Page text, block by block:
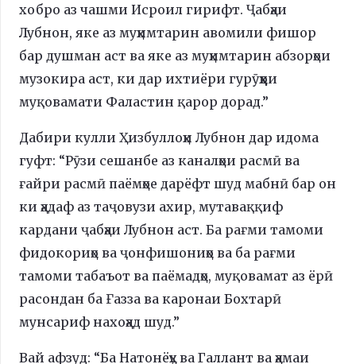
хобро аз чашми Исроил гирифт. Ҷабҳаи
Лубнон, яке аз муҳимтарин авомили фишор
бар душман аст ва яке аз муҳимтарин абзорҳои
музокира аст, ки дар ихтиёри гурӯҳҳои
муқовамати Фаластин қарор дорад.”
Дабири кулли Ҳизбуллоҳи Лубнон дар идома
гуфт: “Рӯзи сешанбе аз каналҳои расмӣ ва
ғайри расмӣ паёмҳое дарёфт шуд мабнӣ бар он
ки ҳадаф аз таҷовузи ахир, мутаваққиф
кардани ҷабҳаи Лубнон аст. Ба рағми тамоми
фидокориҳо ва ҷонфишониҳо ва ба рағми
тамоми табаъот ва паёмадҳо, муқовамат аз ёрӣ
расондан ба Ғазза ва каронаи Бохтарӣ
мунсариф нахоҳад шуд.”
Вай афзуд: “Ба Натонёҳу ва Галлант ва ҳамаи